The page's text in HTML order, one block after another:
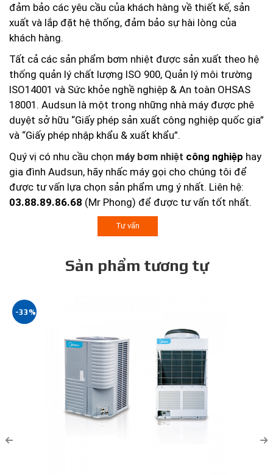
đảm bảo các yêu cầu của khách hàng về thiết kế, sản
xuất và lắp đặt hệ thống, đảm bảo sự hài lòng của
khách hàng.
Tất cả các sản phẩm bơm nhiệt được sản xuất theo hệ
thống quản lý chất lượng ISO 900, Quản lý môi trường
ISO14001 và Sức khỏe nghề nghiệp & An toàn OHSAS
18001. Audsun là một trong những nhà máy được phê
duyệt sở hữu “Giấy phép sản xuất công nghiệp quốc gia”
và “Giấy phép nhập khẩu & xuất khẩu”.
Quý vị có nhu cầu chọn máy bơm nhiệt công nghiệp hay
gia đình Audsun, hãy nhấc máy gọi cho chúng tôi để
được tư vấn lựa chọn sản phẩm ưng ý nhất. Liên hệ:
03.88.89.86.68 (Mr Phong) để được tư vấn tốt nhất.
Tư vấn
Sản phẩm tương tự
-33%